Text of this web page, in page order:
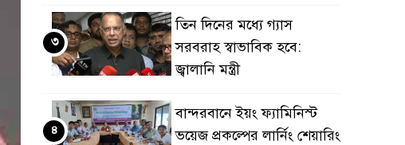
তিন দিনের মধ্যে গ্যাস
সরবরাহ স্বাভাবিক হবে:
জ্বালানি মন্ত্রী
৩
বান্দরবানে ইয়ং ফ্যামিনিস্ট
ভয়েজ প্রকল্পের লার্নিং শেয়ারিং
৪